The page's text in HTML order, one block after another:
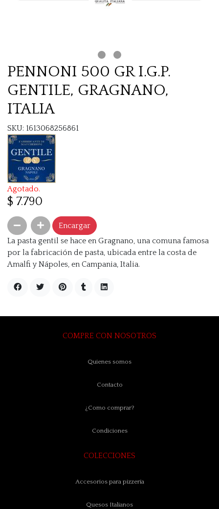
PENNONI 500 GR I.G.P.
GENTILE, GRAGNANO,
ITALIA
SKU: 1613068256861
Agotado.
$ 7.790
Encargar
La pasta gentil se hace en Gragnano, una comuna famosa
por la fabricación de pasta, ubicada entre la costa de
Amalfi y Nápoles, en Campania, Italia.
COMPRE CON NOSOTROS
Quienes somos
Contacto
¿Como comprar?
Condiciones
COLECCIONES
Accesorios para pizzería
Quesos Italianos